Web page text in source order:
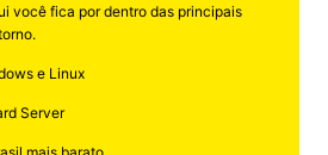
você fica por dentro das principais
e Linux
Server